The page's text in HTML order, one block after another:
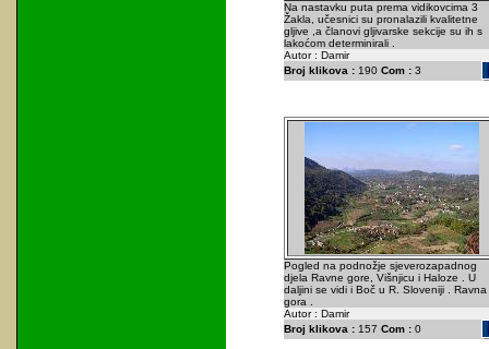
Na nastavku puta prema vidikovcima 3
Žakla, učesnici su pronalazili kvalitetne
gljive ,a članovi gljivarske sekcije su ih s
lakoćom determinirali .
Autor : Damir
Broj klikova :190 Com :3
Pogled na podnožje sjeverozapadnog
djela Ravne gore, Višnjicu i Haloze . U
daljini se vidi i Boč u R. Sloveniji . Ravna
gora .
Autor : Damir
Broj klikova :157 Com :0